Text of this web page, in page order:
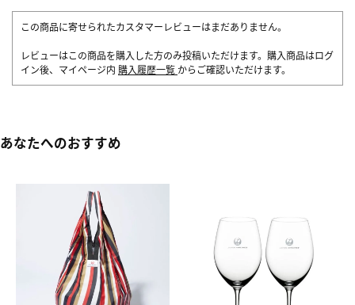
この商品に寄せられたカスタマーレビューはまだありません。
レビューはこの商品を購入した方のみ投稿いただけます。購入商品はログ
イン後、マイページ内 購入履歴一覧 からご確認いただけます。
あなたへのおすすめ